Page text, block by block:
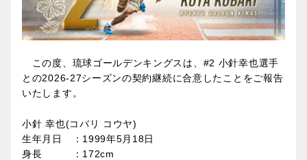
この度、琉球ゴールデンキングスは、#2 小針幸也選手
との2026-27シーズンの契約継続に合意したことをご報告
いたします。
小針 幸也(コバリ コウヤ)
生年月日 ：1999年5月18日
身長 ：172cm